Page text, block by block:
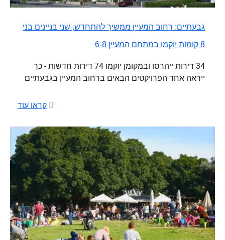
גבעתיים: רחוב המעיין ממשיך להתחדש, שני בניינים בני
8 קומות יוקמו במתחם המעיין 6-8
34 דירות ייהרסו ובמקומן יוקמו 74 דירות חדשות - כך
ייראה אחד הפרויקטים הבאים ברחוב המעיין בגבעתיים
קראו עוד